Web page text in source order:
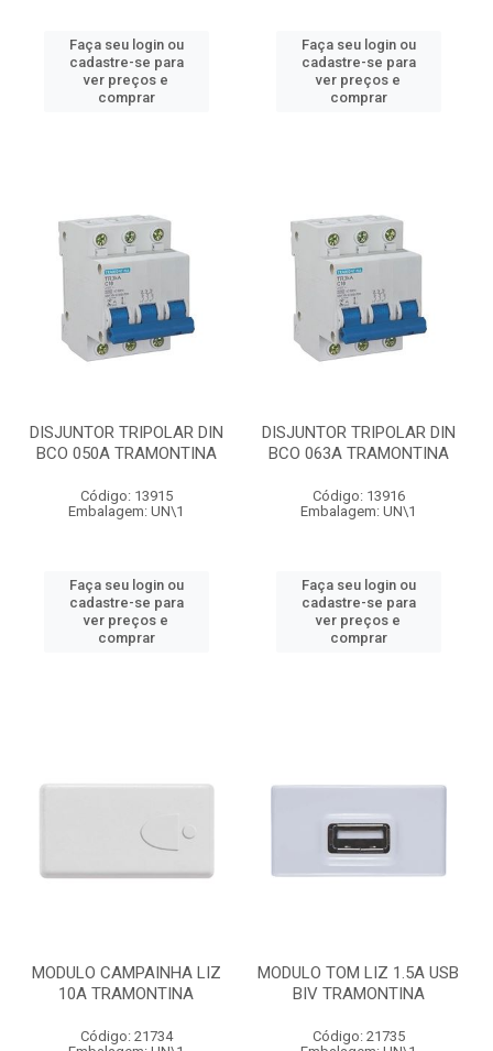
Faça seu login ou
cadastre-se para
ver preços e
comprar
Faça seu login ou
cadastre-se para
ver preços e
comprar
DISJUNTOR TRIPOLAR DIN
BCO 050A TRAMONTINA
Código: 13915
Embalagem: UN\1
Faça seu login ou
cadastre-se para
ver preços e
comprar
DISJUNTOR TRIPOLAR DIN
BCO 063A TRAMONTINA
Código: 13916
Embalagem: UN\1
Faça seu login ou
cadastre-se para
ver preços e
comprar
MODULO CAMPAINHA LIZ
10A TRAMONTINA
Código: 21734
MODULO TOM LIZ 1.5A USB
BIV TRAMONTINA
Código: 21735